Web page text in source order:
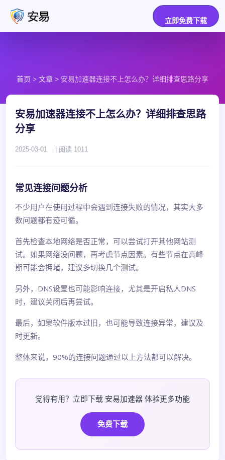
立即免费下载
首页 > 文章 > 安易加速器连接不上怎么办？详细排查思路分享
安易加速器连接不上怎么办？详细排查思路
分享
2025-03-01 | 阅读 1011
常见连接问题分析
不少用户在使用过程中会遇到连接失败的情况，其实大多
数问题都有迹可循。
首先检查本地网络是否正常，可以尝试打开其他网站测
试。如果网络没问题，再考虑节点因素。有些节点在高峰
期可能会拥堵，建议多切换几个测试。
另外，DNS设置也可能影响连接，尤其是开启私人DNS
时，建议关闭后再尝试。
最后，如果软件版本过旧，也可能导致连接异常，建议及
时更新。
整体来说，90%的连接问题通过以上方法都可以解决。
觉得有用？立即下载 安易加速器 体验更多功能
免费下载